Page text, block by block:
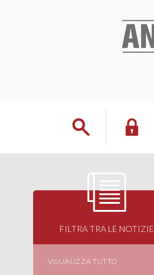
FILTRA TRA LE NOTIZIE
VISUALIZZA TUTTO